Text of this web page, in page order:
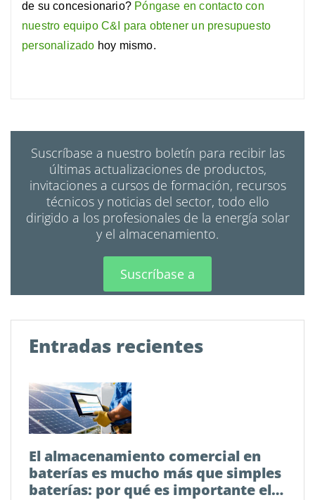
de su concesionario? Póngase en contacto con
nuestro equipo C&I para obtener un presupuesto
personalizado hoy mismo.
Suscríbase a nuestro boletín para recibir las
últimas actualizaciones de productos,
invitaciones a cursos de formación, recursos
técnicos y noticias del sector, todo ello
dirigido a los profesionales de la energía solar
y el almacenamiento.
Suscríbase a
Entradas recientes
El almacenamiento comercial en
baterías es mucho más que simples
baterías: por qué es importante el